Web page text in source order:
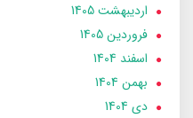
ارديبهشت 1405
فروردین 1405
اسفند 1404
بهمن 1404
دی 1404